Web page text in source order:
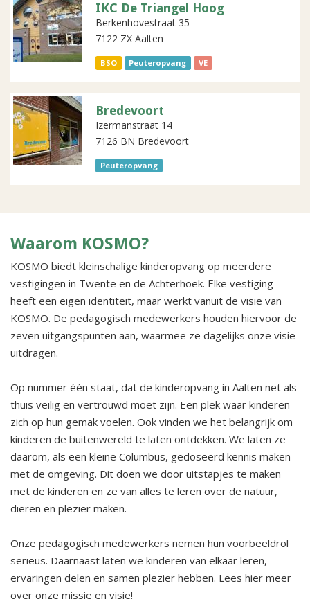
IKC De Triangel Hoog
Berkenhovestraat 35
7122 ZX Aalten
BSO Peuteropvang VE
Bredevoort
Izermanstraat 14
7126 BN Bredevoort
Peuteropvang
Waarom KOSMO?
KOSMO biedt kleinschalige kinderopvang op meerdere
vestigingen in Twente en de Achterhoek. Elke vestiging
heeft een eigen identiteit, maar werkt vanuit de visie van
KOSMO. De pedagogisch medewerkers houden hiervoor de
zeven uitgangspunten aan, waarmee ze dagelijks onze visie
uitdragen.
Op nummer één staat, dat de kinderopvang in Aalten net als
thuis veilig en vertrouwd moet zijn. Een plek waar kinderen
zich op hun gemak voelen. Ook vinden we het belangrijk om
kinderen de buitenwereld te laten ontdekken. We laten ze
daarom, als een kleine Columbus, gedoseerd kennis maken
met de omgeving. Dit doen we door uitstapjes te maken
met de kinderen en ze van alles te leren over de natuur,
dieren en plezier maken.
Onze pedagogisch medewerkers nemen hun voorbeeldrol
serieus. Daarnaast laten we kinderen van elkaar leren,
ervaringen delen en samen plezier hebben. Lees hier meer
over onze missie en visie!